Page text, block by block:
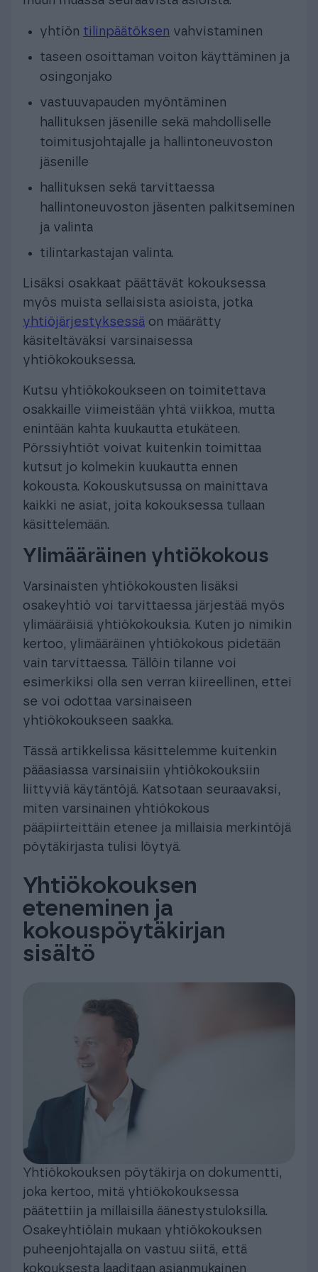
yhtiön tilinpäätöksen vahvistaminen
taseen osoittaman voiton käyttäminen ja
osingonjako
vastuuvapauden myöntäminen
hallituksen jäsenille sekä mahdolliselle
toimitusjohtajalle ja hallintoneuvoston
jäsenille
hallituksen sekä tarvittaessa
hallintoneuvoston jäsenten palkitseminen
ja valinta
tilintarkastajan valinta.
Lisäksi osakkaat päättävät kokouksessa
myös muista sellaisista asioista, jotka
yhtiöjärjestyksessä on määrätty
käsiteltäväksi varsinaisessa
yhtiökokouksessa.
Kutsu yhtiökokoukseen on toimitettava
osakkaille viimeistään yhtä viikkoa, mutta
enintään kahta kuukautta etukäteen.
Pörssiyhtiöt voivat kuitenkin toimittaa
kutsut jo kolmekin kuukautta ennen
kokousta. Kokouskutsussa on mainittava
kaikki ne asiat, joita kokouksessa tullaan
käsittelemään.
Ylimääräinen yhtiökokous
Varsinaisten yhtiökokousten lisäksi
osakeyhtiö voi tarvittaessa järjestää myös
ylimääräisiä yhtiökokouksia. Kuten jo nimikin
kertoo, ylimääräinen yhtiökokous pidetään
vain tarvittaessa. Tällöin tilanne voi
esimerkiksi olla sen verran kiireellinen, ettei
se voi odottaa varsinaiseen
yhtiökokoukseen saakka.
Tässä artikkelissa käsittelemme kuitenkin
pääasiassa varsinaisiin yhtiökokouksiin
liittyviä käytäntöjä. Katsotaan seuraavaksi,
miten varsinainen yhtiökokous
pääpiirteittäin etenee ja millaisia merkintöjä
pöytäkirjasta tulisi löytyä.
Yhtiökokouksen
eteneminen ja
kokouspöytäkirjan
sisältö
Yhtiökokouksen pöytäkirja on dokumentti,
joka kertoo, mitä yhtiökokouksessa
päätettiin ja millaisilla äänestystuloksilla.
Osakeyhtiölain mukaan yhtiökokouksen
puheenjohtajalla on vastuu siitä, että
kokouksesta laaditaan asianmukainen